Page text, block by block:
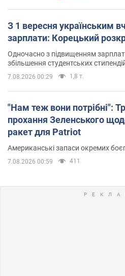
З 1 вересня українським
зарплати: Корецький
Одночасно з підвищенням
збільшення студентських
7.08.2026 00:29 1,8 т.
"Нам теж вони потрібні":
прохання Зеленського
ракет для Patriot
Американські запаси окремих
7.08.2026 00:59 411